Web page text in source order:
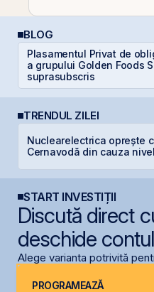
BLOG
Plasamentul Privat de
a grupului Golden Foods
suprasubscris
TRENDUL ZILEI
Nuclearelectrica oprește
Cernavodă din cauza
START INVESTIȚII
Discută direct
deschide contul
Alege varianta potrivită
PROGRAMEAZĂ